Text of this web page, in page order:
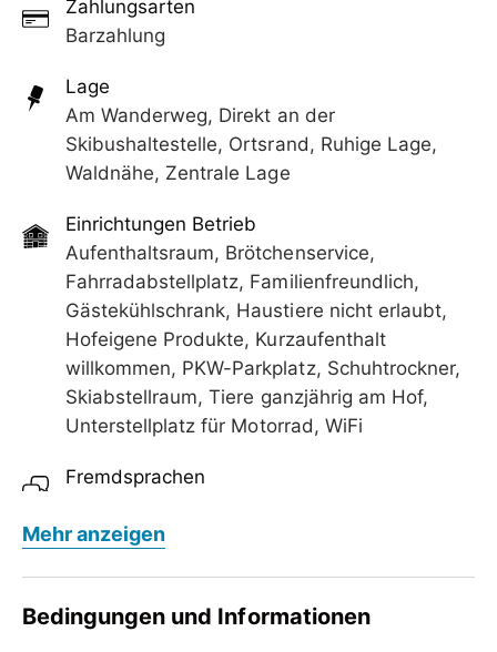
Zahlungsarten
Barzahlung
Lage
Am Wanderweg, Direkt an der
Skibushaltestelle, Ortsrand, Ruhige Lage,
Waldnähe, Zentrale Lage
Einrichtungen Betrieb
Aufenthaltsraum, Brötchenservice,
Fahrradabstellplatz, Familienfreundlich,
Gästekühlschrank, Haustiere nicht erlaubt,
Hofeigene Produkte, Kurzaufenthalt
willkommen, PKW-Parkplatz, Schuhtrockner,
Skiabstellraum, Tiere ganzjährig am Hof,
Unterstellplatz für Motorrad, WiFi
Fremdsprachen
Verpflegung
Mehr anzeigen
Bedingungen und Informationen